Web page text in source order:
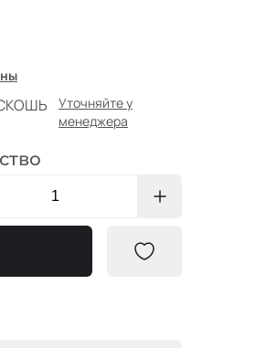
Уточняйте у
менеджера